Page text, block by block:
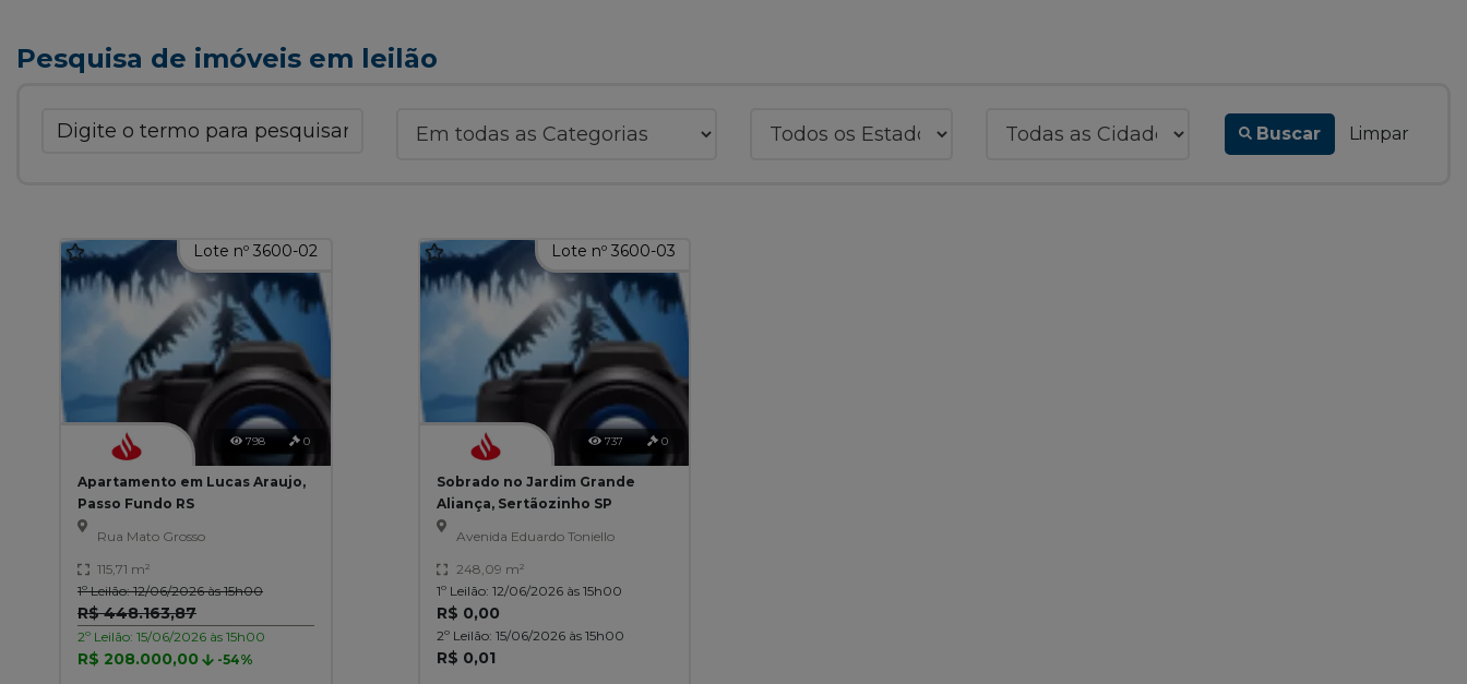
Pesquisa de imóveis em leilão
Buscar Limpar
Lote nº 3600-02
798 0
Apartamento em Lucas Araujo,
Passo Fundo RS
Rua Mato Grosso
115,71 m²
1º Leilão: 12/06/2026 às 15h00
R$ 448.163,87
2º Leilão: 15/06/2026 às 15h00
R$ 208.000,00 -54%
Lote nº 3600-03
737 0
Sobrado no Jardim Grande
Aliança, Sertãozinho SP
Avenida Eduardo Toniello
248,09 m²
1º Leilão: 12/06/2026 às 15h00
R$ 0,00
2º Leilão: 15/06/2026 às 15h00
R$ 0,01